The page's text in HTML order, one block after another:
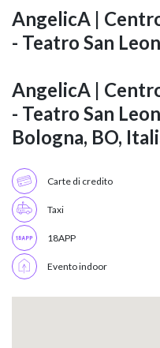
AngelicA |
- Teatro San
AngelicA |
- Teatro San
Bologna, BO,
Carte di credito
Taxi
18APP
Evento indoor